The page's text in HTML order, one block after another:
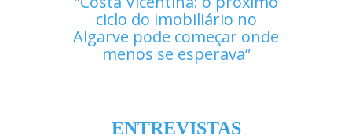
ciclo do imobiliário no
Algarve pode começar onde
menos se esperava
ENTREVISTAS